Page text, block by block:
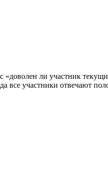
«доволен ли участник
все участники отвечают